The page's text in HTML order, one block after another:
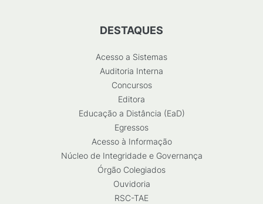
DESTAQUES
Acesso a Sistemas
Auditoria Interna
Concursos
Editora
Educação a Distância (EaD)
Egressos
Acesso à Informação
Núcleo de Integridade e Governança
Órgão Colegiados
Ouvidoria
RSC-TAE